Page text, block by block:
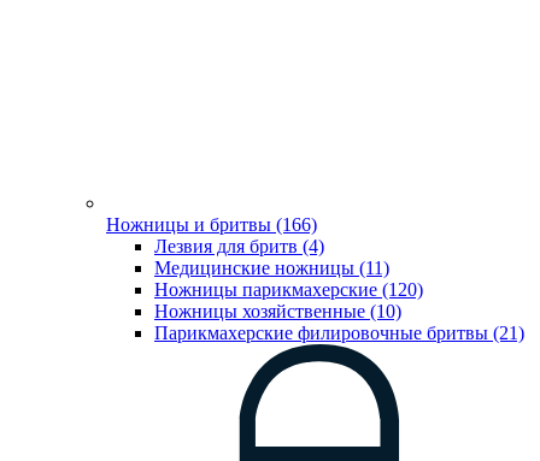
Ножницы и бритвы (166)
Лезвия для бритв (4)
Медицинские ножницы (11)
Ножницы парикмахерские (120)
Ножницы хозяйственные (10)
Парикмахерские филировочные бритвы (21)